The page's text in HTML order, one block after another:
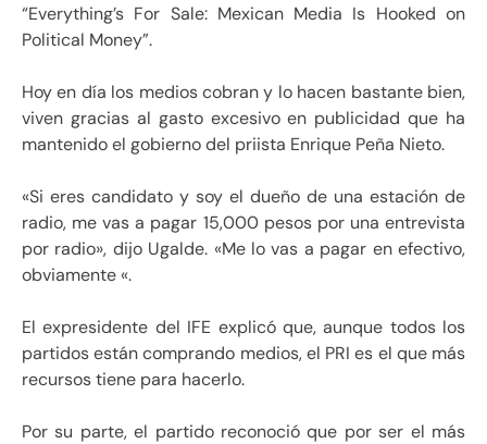
“Everything’s For Sale: Mexican Media Is Hooked on
Political Money”.
Hoy en día los medios cobran y lo hacen bastante bien,
viven gracias al gasto excesivo en publicidad que ha
mantenido el gobierno del priista Enrique Peña Nieto.
«Si eres candidato y soy el dueño de una estación de
radio, me vas a pagar 15,000 pesos por una entrevista
por radio», dijo Ugalde. «Me lo vas a pagar en efectivo,
obviamente «.
El expresidente del IFE explicó que, aunque todos los
partidos están comprando medios, el PRI es el que más
recursos tiene para hacerlo.
Por su parte, el partido reconoció que por ser el más